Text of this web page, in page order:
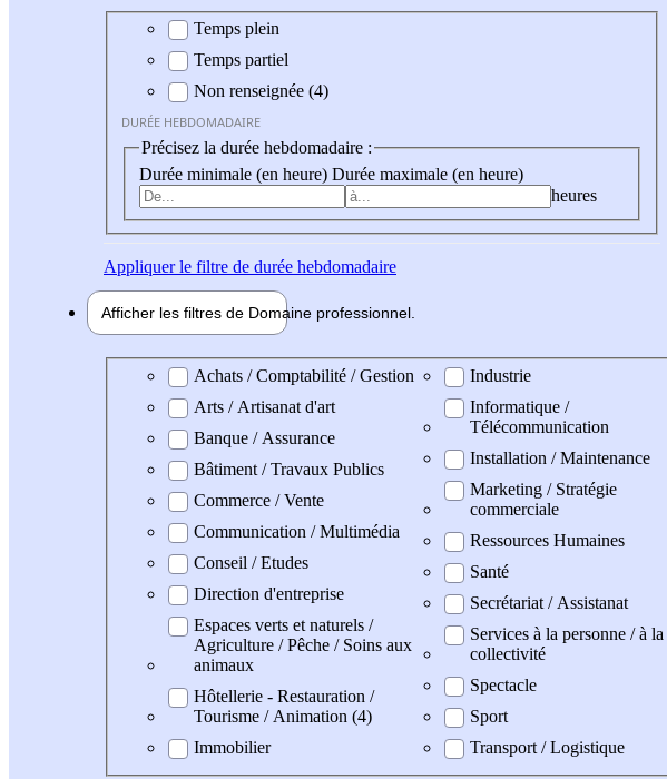
Durée hebdomadaire
Temps plein
Temps partiel
Non renseignée (4)
DURÉE HEBDOMADAIRE
Précisez la durée hebdomadaire :
Durée minimale (en heure) Durée maximale (en heure)
heures
Appliquerle filtre de durée hebdomadaire
Afficher les filtres de Domaine professionnel
Domaine professionel
Achats / Comptabilité / Gestion
Arts / Artisanat d'art
Banque / Assurance
Bâtiment / Travaux Publics
Commerce / Vente
Communication / Multimédia
Conseil / Etudes
Direction d'entreprise
Espaces verts et naturels /
Agriculture / Pêche / Soins aux
animaux
Hôtellerie - Restauration /
Tourisme / Animation (4)
Immobilier
Industrie
Informatique /
Télécommunication
Installation / Maintenance
Marketing / Stratégie
commerciale
Ressources Humaines
Santé
Secrétariat / Assistanat
Services à la personne / à la
collectivité
Spectacle
Sport
Transport / Logistique